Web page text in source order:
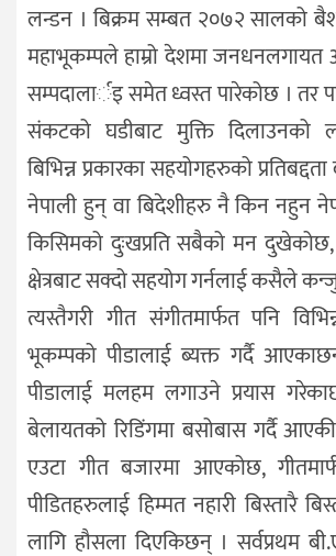
लन्डन । बिक्रम सम्बत २०७२ सालको
महाभूकम्पले हाम्रो देशमा जनधनलगायत
सम्पदालार्इ समेत ध्वस्त पारेकोछ । तर
संकटको घडीबाट मुक्ति दिलाउनको
बिभिन्न प्रकारका सहयोगहरुको
नेपाली हुन् वा बिदेशीहरु नै किन नहुन
किसिमको दुःखप्रति सबैको मन
क्षेत्रबाट सक्दो सहयोग गर्नलाई कसैले
त्यस्तैगरी गीत संगीतमार्फत पनि
भूकम्पको पीडालाई ब्यक्त गर्दै
पीडालाई मलहम लगाउने प्रयास
बेलायतको रिडिंगमा बसोबास गर्दै
एउटा गीत बजारमा आएकोछ,
पीडितहरुलाई हिम्मत नहारी बिस्तारै
लागि हौसला दिएकिछन् । सर्वप्रथम